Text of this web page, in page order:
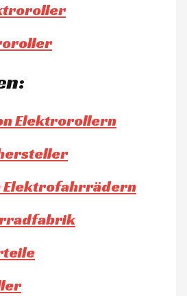
Elektrorollern
Elektrofahrrädern